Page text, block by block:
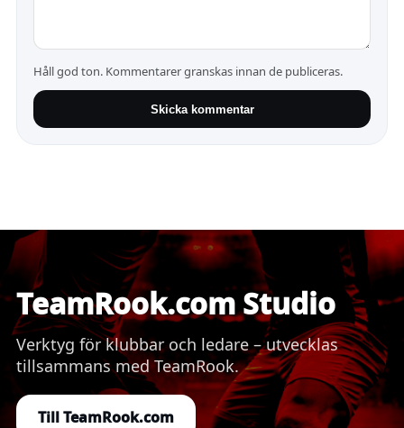
Håll god ton. Kommentarer granskas innan de publiceras.
Skicka kommentar
TeamRook.com Studio
Verktyg för klubbar och ledare – utvecklas
tillsammans med TeamRook.
Till TeamRook.com